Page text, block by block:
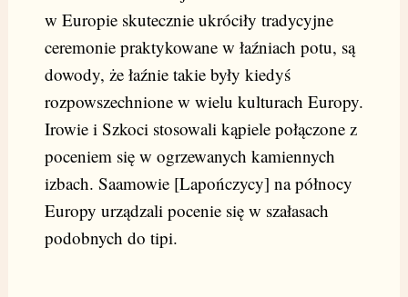
w Europie skutecznie ukróciły tradycyjne
ceremonie praktykowane w łaźniach potu, są
dowody, że łaźnie takie były kiedyś
rozpowszechnione w wielu kulturach Europy.
Irowie i Szkoci stosowali kąpiele połączone z
poceniem się w ogrzewanych kamiennych
izbach. Saamowie [Lapończycy] na północy
Europy urządzali pocenie się w szałasach
podobnych do tipi.